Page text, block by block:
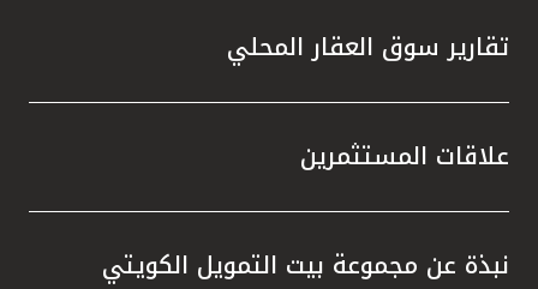
تقارير سوق العقار المحلي
علاقات المستثمرين
نبذة عن مجموعة بيت التمويل الكويتي